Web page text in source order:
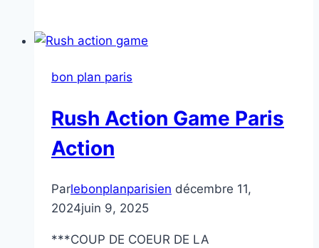
bon plan paris
Rush Action Game Paris
Action
Parlebonplanparisien décembre 11,
2024juin 9, 2025
***COUP DE COEUR DE LA